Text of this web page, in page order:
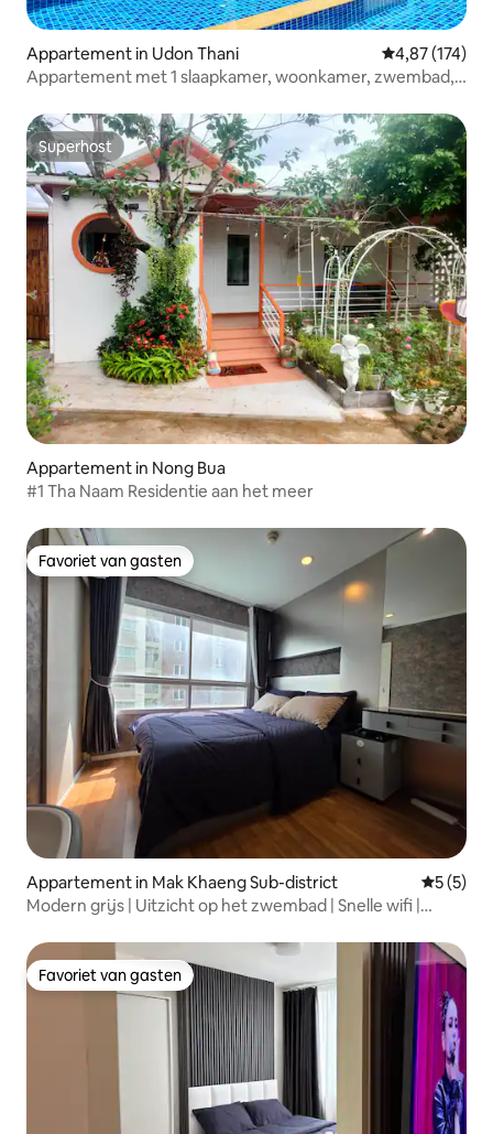
Appartement in Udon Thani Gemiddelde
4,87 (174)
Appartement met 1 slaapkamer, woonkamer, zwembad,
Superhost
Superhost
Appartement in Nong Bua
#1 Tha Naam Residentie aan het meer
Favoriet van gasten
Favoriet van gasten
Appartement in Mak Khaeng Sub-district
5 (5)
Modern grijs | Uitzicht op het zwembad | Snelle wifi |
Favoriet van gasten
Favoriet van gasten